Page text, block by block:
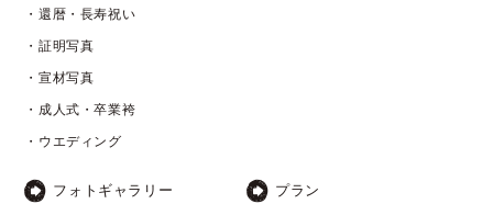
・還暦・長寿祝い
・証明写真
・宣材写真
・成人式・卒業袴
・ウエディング
フォトギャラリー プラン